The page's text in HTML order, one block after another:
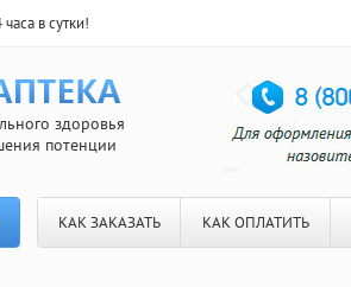
в сутки!
здоровья
потенции
КАК ЗАКАЗАТЬ КАК ОПЛАТИТЬ